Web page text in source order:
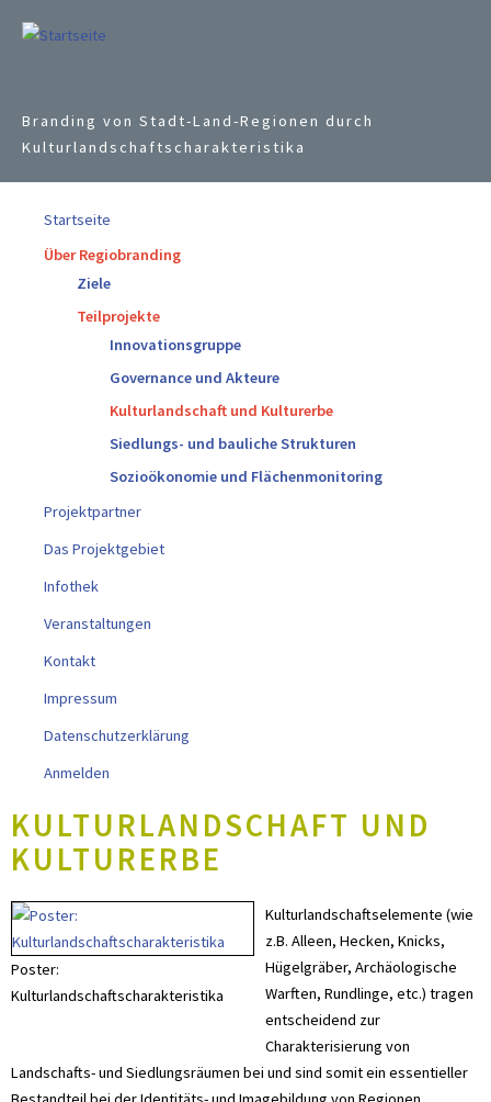
Branding von Stadt-Land-Regionen durch
Kulturlandschaftscharakteristika
Startseite
Über Regiobranding
Ziele
Teilprojekte
Innovationsgruppe
Governance und Akteure
Kulturlandschaft und Kulturerbe
Siedlungs- und bauliche Strukturen
Sozioökonomie und Flächenmonitoring
Projektpartner
Das Projektgebiet
Infothek
Veranstaltungen
Kontakt
Impressum
Datenschutzerklärung
Anmelden
KULTURLANDSCHAFT UND
KULTURERBE
Poster:
Kulturlandschaftscharakteristika
Kulturlandschaftselemente (wie
z.B. Alleen, Hecken, Knicks,
Hügelgräber, Archäologische
Warften, Rundlinge, etc.) tragen
entscheidend zur
Charakterisierung von
Landschafts- und Siedlungsräumen bei und sind somit ein essentieller